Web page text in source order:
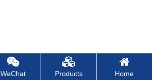
WeChat Products Home